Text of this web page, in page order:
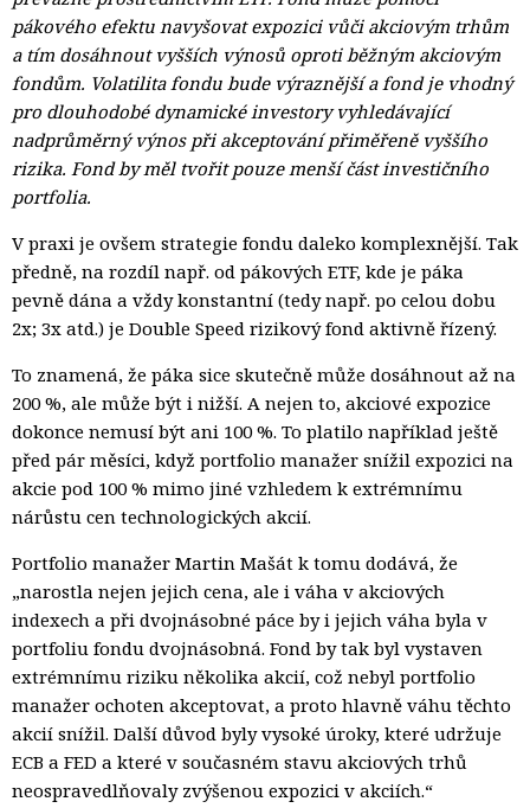
pákového efektu navyšovat expozici vůči akciovým trhům
a tím dosáhnout vyšších výnosů oproti běžným akciovým
fondům. Volatilita fondu bude výraznější a fond je vhodný
pro dlouhodobé dynamické investory vyhledávající
nadprůměrný výnos při akceptování přiměřeně vyššího
rizika. Fond by měl tvořit pouze menší část investičního
portfolia.
V praxi je ovšem strategie fondu daleko komplexnější. Tak
předně, na rozdíl např. od pákových ETF, kde je páka
pevně dána a vždy konstantní (tedy např. po celou dobu
2x; 3x atd.) je Double Speed rizikový fond aktivně řízený.
To znamená, že páka sice skutečně může dosáhnout až na
200 %, ale může být i nižší. A nejen to, akciové expozice
dokonce nemusí být ani 100 %. To platilo například ještě
před pár měsíci, když portfolio manažer snížil expozici na
akcie pod 100 % mimo jiné vzhledem k extrémnímu
nárůstu cen technologických akcií.
Portfolio manažer Martin Mašát k tomu dodává, že
„narostla nejen jejich cena, ale i váha v akciových
indexech a při dvojnásobné páce by i jejich váha byla v
portfoliu fondu dvojnásobná. Fond by tak byl vystaven
extrémnímu riziku několika akcií, což nebyl portfolio
manažer ochoten akceptovat, a proto hlavně váhu těchto
akcií snížil. Další důvod byly vysoké úroky, které udržuje
ECB a FED a které v současném stavu akciových trhů
neospravedlňovaly zvýšenou expozici v akciích.“